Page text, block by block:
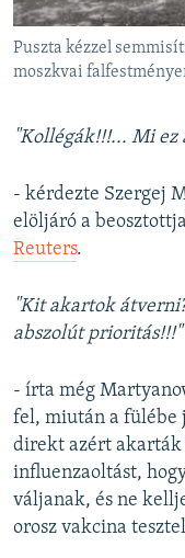
A MÚLT
KÖVESSEN MINKET!
Puszta kézzel
moszkvai
"Kollégák!!!... Mi ez
- kérdezte Szergej
elöljáró a
Reuters.
"Kit akartok
abszolút prioritás!!!"
- írta még
fel, miután a fülébe
direkt azért akarták
influenzaoltást,
váljanak, és ne
orosz vakcina